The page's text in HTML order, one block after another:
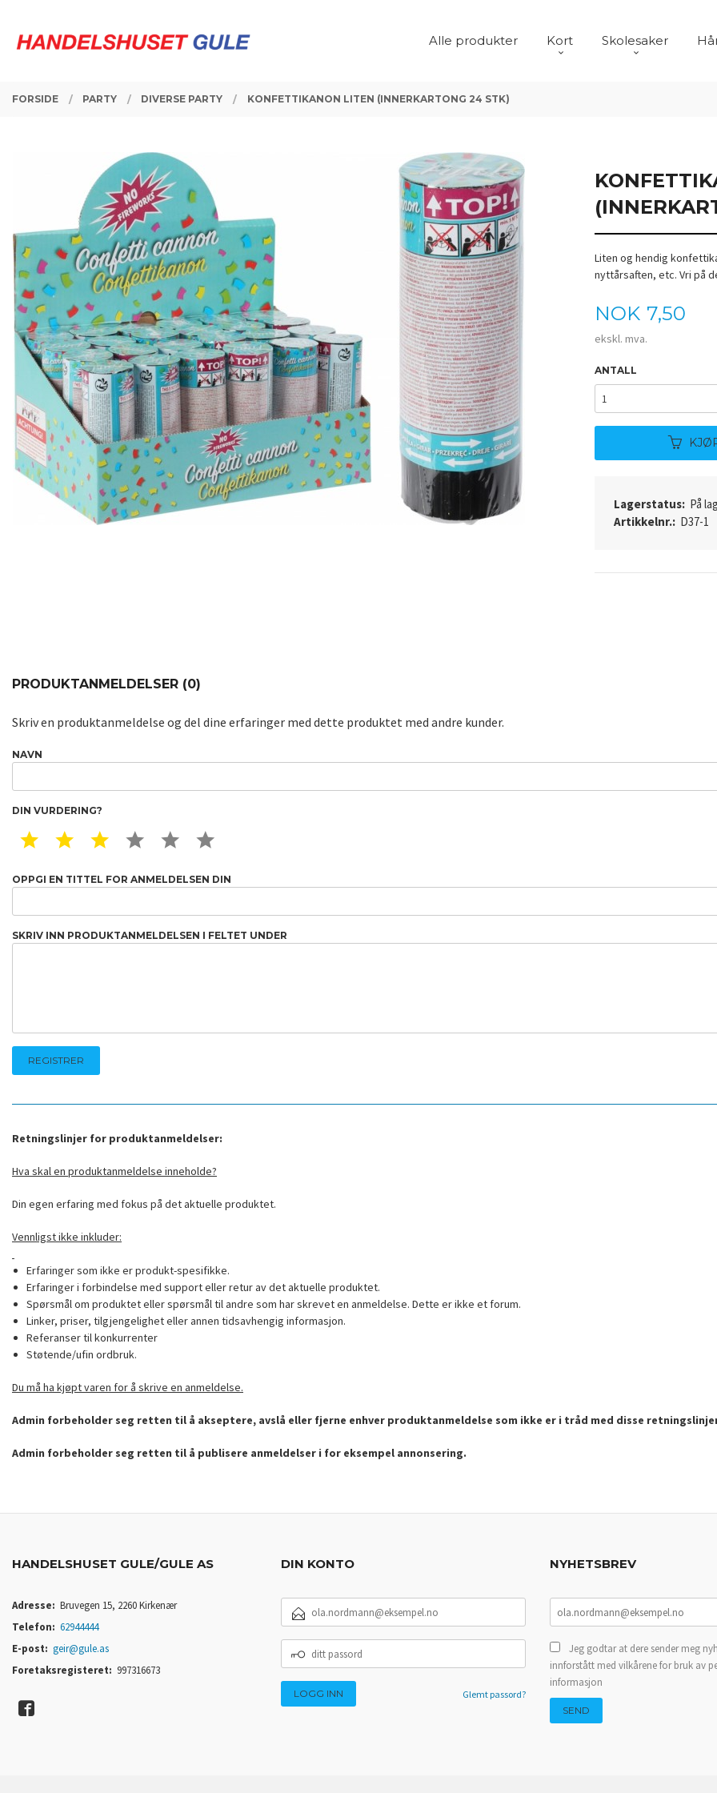
innholdet
Alle produkter Kort Skolesaker
FORSIDE PARTY DIVERSE PARTY KONFETTIKANON LITEN (INNERKARTONG 24 STK)
Liten og hendig
nyttårsaften, etc. Vri på
Pris
NOK 7,50
ekskl. mva.
ANTALL
Lagerstatus: På
Artikkelnr.: D37-1
PRODUKTANMELDELSER (0)
Skriv en produktanmeldelse og del dine erfaringer med dette produktet med andre kunder.
NAVN
DIN VURDERING?
1 STAR2 STAR3 STAR4 STAR5 STAR
OPPGI EN TITTEL FOR ANMELDELSEN DIN
SKRIV INN PRODUKTANMELDELSEN I FELTET UNDER
Retningslinjer for produktanmeldelser:
Hva skal en produktanmeldelse inneholde?
Din egen erfaring med fokus på det aktuelle produktet.
Vennligst ikke inkluder:
Erfaringer som ikke er produkt-spesifikke.
Erfaringer i forbindelse med support eller retur av det aktuelle produktet.
Spørsmål om produktet eller spørsmål til andre som har skrevet en anmeldelse. Dette er ikke et forum.
Linker, priser, tilgjengelighet eller annen tidsavhengig informasjon.
Referanser til konkurrenter
Støtende/ufin ordbruk.
Du må ha kjøpt varen for å skrive en anmeldelse.
Admin forbeholder seg retten til å akseptere, avslå eller fjerne enhver produktanmeldelse som ikke er i tråd med disse
Admin forbeholder seg retten til å publisere anmeldelser i for eksempel annonsering.
HANDELSHUSET GULE/GULE AS
Adresse: Bruvegen 15, 2260 Kirkenær
Telefon: 62944444
E-post: geir@gule.as
Foretaksregisteret: 997316673
DIN KONTO
POSTADRESSE
PASSORD
Glemt passord?
NYHETSBREV
Jeg godtar at dere sender meg
innforstått med vilkårene for bruk av
informasjon